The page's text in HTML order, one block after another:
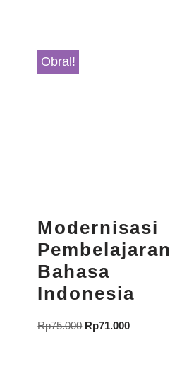
Obral!
Modernisasi
Pembelajaran
Bahasa
Indonesia
Rp75.000 Rp71.000